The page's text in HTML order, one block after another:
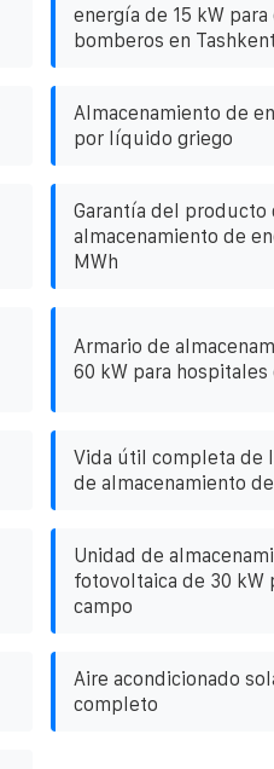
energía de 15 kW
bomberos en Tashkent
Almacenamiento de
por líquido griego
Garantía del producto
almacenamiento de
MWh
Armario de
60 kW para hospitales
Vida útil completa de
de almacenamiento
Unidad de
fotovoltaica de 30 kW
campo
Aire acondicionado
completo